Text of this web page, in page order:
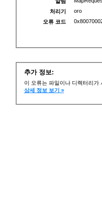
처리기
oro
오류 코드
추가 정보:
이 오류는 파일이나 디렉터리가
상세 정보 보기 »